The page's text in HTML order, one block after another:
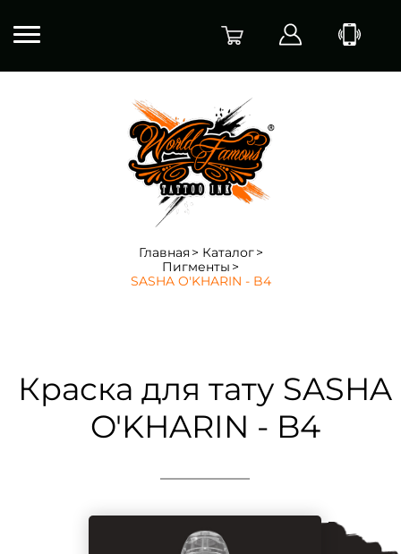
Главная
Каталог
Пигменты
SASHA O'KHARIN - B4
Краска для тату SASHA
O'KHARIN - B4